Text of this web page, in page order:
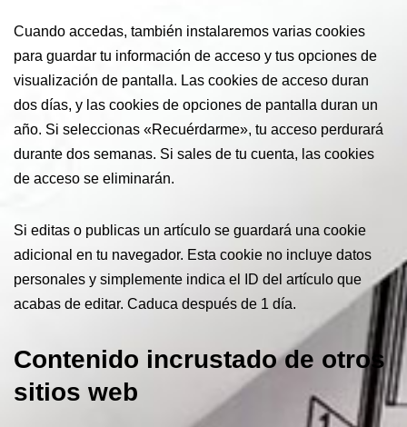
Cuando accedas, también instalaremos varias cookies
para guardar tu información de acceso y tus opciones de
visualización de pantalla. Las cookies de acceso duran
dos días, y las cookies de opciones de pantalla duran un
año. Si seleccionas «Recuérdarme», tu acceso perdurará
durante dos semanas. Si sales de tu cuenta, las cookies
de acceso se eliminarán.
Si editas o publicas un artículo se guardará una cookie
adicional en tu navegador. Esta cookie no incluye datos
personales y simplemente indica el ID del artículo que
acabas de editar. Caduca después de 1 día.
Contenido incrustado de otros
sitios web